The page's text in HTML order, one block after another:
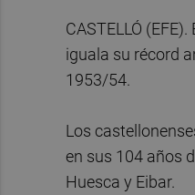
CASTELLÓ (EFE).
iguala su récord
1953/54.
Los
en sus 104 años
Huesca y Eibar.